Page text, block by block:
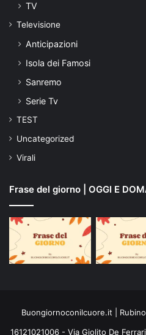
TV
Televisione
Anticipazioni
Isola dei Famosi
Sanremo
Serie Tv
TEST
Uncategorized
Virali
Frase del giorno | OGGI E
Buongiornoconilcuore.it |
16121021006 - Via Giolito De